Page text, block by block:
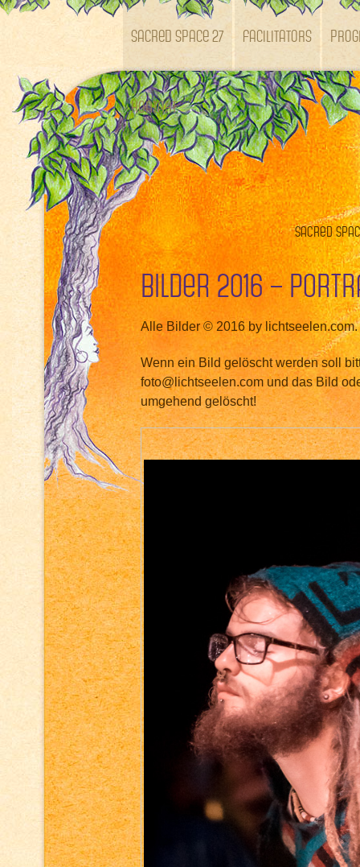
SACRED SPACE 27 Facilitators
Kontakt
Sacred
Bilder 2016 –
Alle Bilder © 2016 by lichtseelen.com.
Wenn ein Bild gelöscht werden soll
foto@lichtseelen.com und das Bild
umgehend gelöscht!